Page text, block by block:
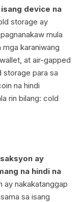
isang device na
storage ay
mula
karaniwang
at air-gapped
storage para sa
na hindi
rin bilang: cold
ay
na hindi na
ay nakakatanggap
sa isang